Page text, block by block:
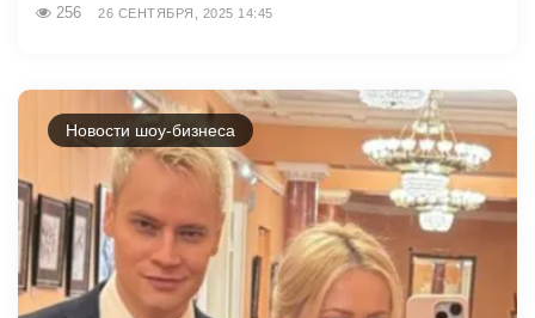
256 26 СЕНТЯБРЯ, 2025 14:45
Новости шоу-бизнеса